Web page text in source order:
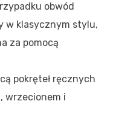
obwód
w klasycznym stylu,
za pomocą
pokręteł ręcznych
wrzecionem i